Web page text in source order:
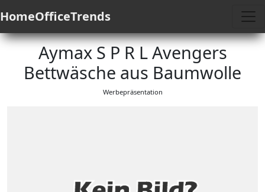
HomeOfficeTrends
Aymax S P R L Avengers
Bettwäsche aus Baumwolle
Werbepräsentation